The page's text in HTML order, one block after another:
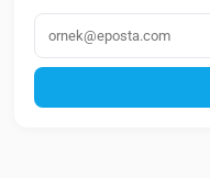
E‑posta